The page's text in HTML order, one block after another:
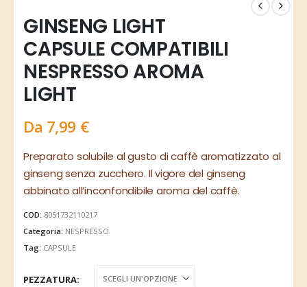
GINSENG LIGHT
CAPSULE COMPATIBILI
NESPRESSO AROMA
LIGHT
Da 7,99 €
Preparato solubile al gusto di caffè aromatizzato al
ginseng senza zucchero. Il vigore del ginseng
abbinato all’inconfondibile aroma del caffè.
COD: 8051732110217
Categoria: NESPRESSO
Tag: CAPSULE
PEZZATURA